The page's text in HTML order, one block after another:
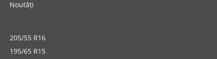
Noutăți
205/55 R16
195/65 R15